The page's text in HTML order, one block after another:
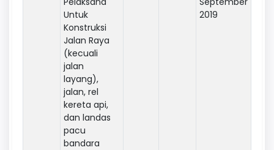
Untuk
Konstruksi
Jalan Raya
(kecuali
jalan
layang),
jalan, rel
kereta api,
dan landas
pacu
bandara
2019